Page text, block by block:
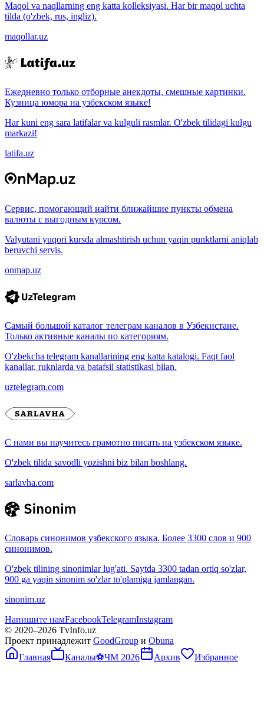
Maqol va naqllarning eng katta kolleksiyasi. Har bir maqol uchta
tilda (o'zbek, rus, ingliz).
maqollar.uz
Ежедневно только отборные анекдоты, смешные картинки.
Кузница юмора на узбекском языке!
Har kuni eng sara latifalar va kulguli rasmlar. O'zbek tilidagi kulgu
markazi!
latifa.uz
Сервис, помогающий найти ближайшие пункты обмена
валюты с выгодным курсом.
Valyutani yuqori kursda almashtirish uchun yaqin punktlarni aniqlab
beruvchi servis.
onmap.uz
Самый большой каталог телеграм каналов в Узбекистане.
Только активные каналы по категориям.
O'zbekcha telegram kanallarining eng katta katalogi. Faqt faol
kanallar, ruknlarda va batafsil statistikasi bilan.
uztelegram.com
С нами вы научитесь грамотно писать на узбекском языке.
O'zbek tilida savodli yozishni biz bilan boshlang.
sarlavha.com
Словарь синонимов узбекского языка. Более 3300 слов и 900
синонимов.
O'zbek tilining sinonimlar lug'ati. Saytda 3300 tadan ortiq so'zlar,
900 ga yaqin sinonim so'zlar to'plamiga jamlangan.
sinonim.uz
Напишите намFacebookTelegramInstagram
© 2020–2026 TvInfo.uz
Проект принадлежит GoodGroup и Obuna
Главная
Каналы⚽ЧМ 2026 Архив Избранное